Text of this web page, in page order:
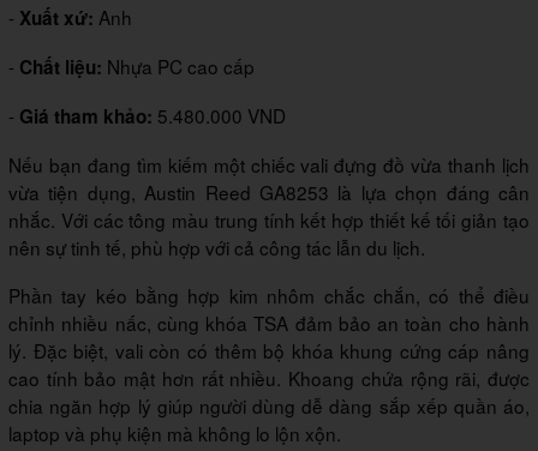
- Xuất xứ: Anh
- Chất liệu: Nhựa PC cao cấp
- Giá tham khảo: 5.480.000 VND
Nếu bạn đang tìm kiếm một chiếc vali đựng đồ vừa thanh lịch
vừa tiện dụng, Austin Reed GA8253 là lựa chọn đáng cân
nhắc. Với các tông màu trung tính kết hợp thiết kế tối giản tạo
nên sự tinh tế, phù hợp với cả công tác lẫn du lịch.
Phần tay kéo bằng hợp kim nhôm chắc chắn, có thể điều
chỉnh nhiều nấc, cùng khóa TSA đảm bảo an toàn cho hành
lý. Đặc biệt, vali còn có thêm bộ khóa khung cứng cáp nâng
cao tính bảo mật hơn rất nhiều. Khoang chứa rộng rãi, được
chia ngăn hợp lý giúp người dùng dễ dàng sắp xếp quần áo,
laptop và phụ kiện mà không lo lộn xộn.